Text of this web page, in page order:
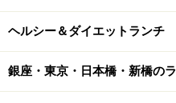
ヘルシー＆ダイエットランチ
銀座・東京・日本橋・新橋の